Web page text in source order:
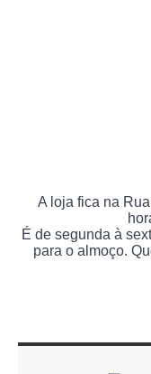
A loja fica na
É de segunda à
para o almoço.